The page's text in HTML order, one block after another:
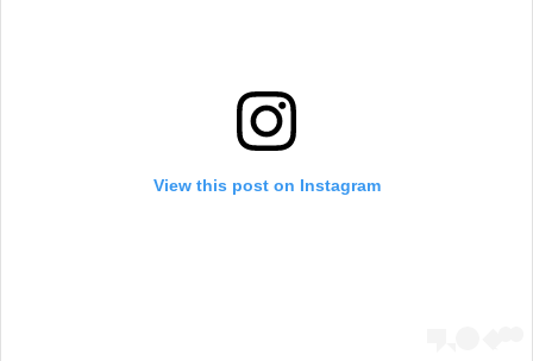
View this post on Instagram